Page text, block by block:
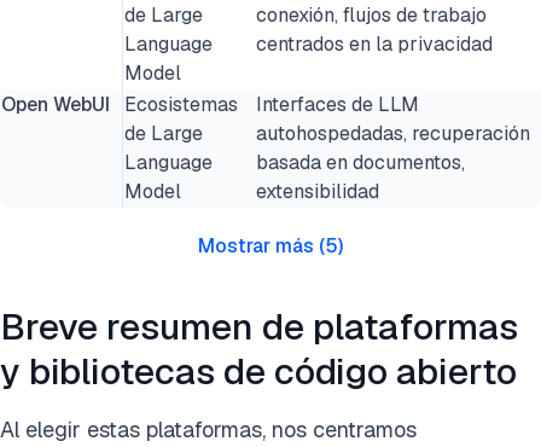
de Large
Language
Model
conexión, flujos de trabajo
centrados en la privacidad
Open WebUI
Ecosistemas
de Large
Language
Model
Interfaces de LLM
autohospedadas, recuperación
basada en documentos,
extensibilidad
Mostrar más (5)
Breve resumen de plataformas
y bibliotecas de código abierto
Al elegir estas plataformas, nos centramos